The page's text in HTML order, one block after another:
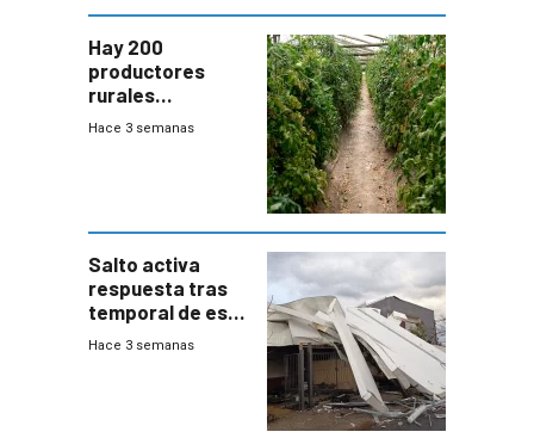
Hay 200
productores
rurales
afectados tras
Hace 3 semanas
Salto activa
respuesta tras
temporal de este
sábado con
Hace 3 semanas